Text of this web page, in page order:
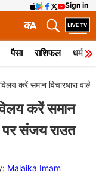
Sign in
A
क
पैसा राशिफल धर्म
करें समान विचारधारा वाले
करें समान
पर संजय राउत
Malaika Imam